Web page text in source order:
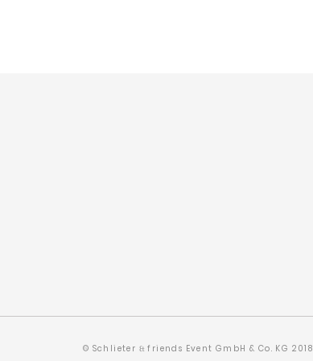
© Schlieter & friends Event GmbH & Co. KG 2018